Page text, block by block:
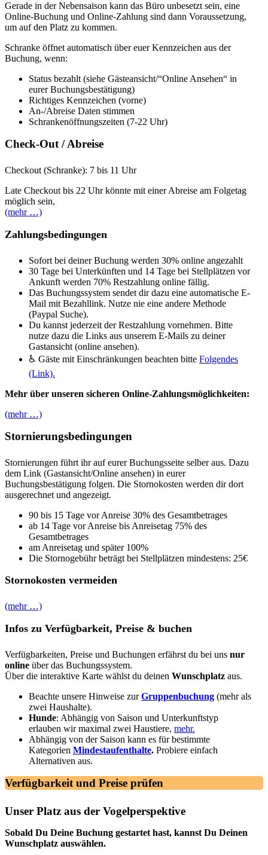
Gerade in der Nebensaison kann das Büro unbesetzt sein, eine
Online-Buchung und Online-Zahlung sind dann Voraussetzung,
um auf den Platz zu kommen.
Schranke öffnet automatisch über euer Kennzeichen aus der
Buchung, wenn:
Status bezahlt (siehe Gästeansicht/“Online Ansehen“ in
eurer Buchungsbestätigung)
Richtiges Kennzeichen (vorne)
An-/Abreise Daten stimmen
Schrankenöffnungszeiten (7-22 Uhr)
Check-Out / Abreise
Checkout (Schranke): 7 bis 11 Uhr
Late Checkout bis 22 Uhr könnte mit einer Abreise am Folgetag
möglich sein,
(mehr …)
Zahlungsbedingungen
Sofort bei deiner Buchung werden 30% online angezahlt
30 Tage bei Unterkünften und 14 Tage bei Stellplätzen vor
Ankunft werden 70% Restzahlung online fällig.
Das Buchungssystem sendet dir dazu eine automatische E-
Mail mit Bezahllink. Nutze nie eine andere Methode
(Paypal Suche).
Du kannst jederzeit der Restzahlung vornehmen. Bitte
nutze dazu die Links aus unserem E-Mails zu deiner
Gastansicht (online ansehen).
♿ Gäste mit Einschränkungen beachten bitte Folgendes
(Link).
Mehr über unseren sicheren Online-Zahlungsmöglichkeiten:
(mehr …)
Stornierungsbedingungen
Stornierungen führt ihr auf eurer Buchungsseite selber aus. Dazu
dem Link (Gastansicht/Online ansehen) in eurer
Buchungsbestätigung folgen. Die Stornokosten werden dir dort
ausgerechnet und angezeigt.
90 bis 15 Tage vor Anreise 30% des Gesamtbetrages
ab 14 Tage vor Anreise bis Anreisetag 75% des
Gesamtbetrages
am Anreisetag und später 100%
Die Stornogebühr beträgt bei Stellplätzen mindestens: 25€
Stornokosten vermeiden
(mehr …)
Infos zu Verfügbarkeit, Preise & buchen
Verfügbarkeiten, Preise und Buchungen erfährst du bei uns nur
online über das Buchungssystem.
Über die interaktive Karte wählst du deinen Wunschplatz aus.
Beachte unsere Hinweise zurGruppenbuchung (mehr als
zwei Haushalte).
Hunde: Abhängig von Saison und Unterkunftstyp
erlauben wir maximal zwei Haustiere, mehr.
Abhängig von der Saison kann es für bestimmte
Kategorien Mindestaufenthalte. Probiere einfach
Alternativen aus.
Verfügbarkeit und Preise prüfen
Unser Platz aus der Vogelperspektive
Sobald Du Deine Buchung gestartet hast, kannst Du Deinen
Wunschplatz auswählen.